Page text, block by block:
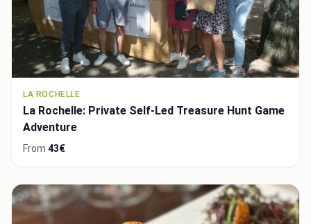
LA ROCHELLE
La Rochelle: Private Self-Led Treasure Hunt Game
Adventure
From 43€